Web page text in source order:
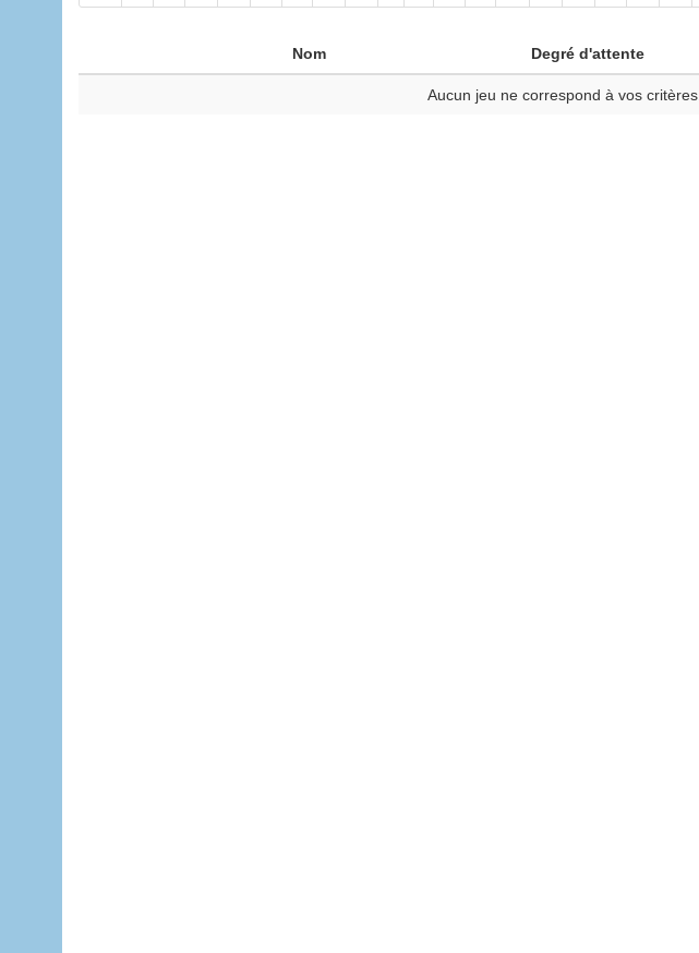
Nom Degré d'attente
Aucun jeu ne correspond à vos critères.